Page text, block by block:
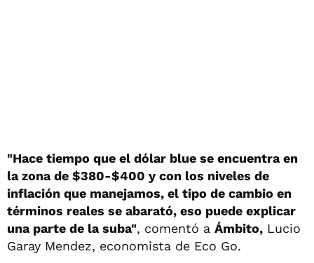
"Hace tiempo que el dólar blue se encuentra en
la zona de $380-$400 y con los niveles de
inflación que manejamos, el tipo de cambio en
términos reales se abarató, eso puede explicar
una parte de la suba", comentó a Ámbito, Lucio
Garay Mendez, economista de Eco Go.